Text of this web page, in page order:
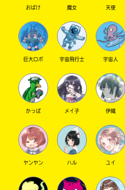
SNSでシェ
おばけ 魔女 天使
巨大ロボ 宇宙飛行士 宇宙人
かっぱ メイ子 伊織
ヤンヤン ハル ユイ